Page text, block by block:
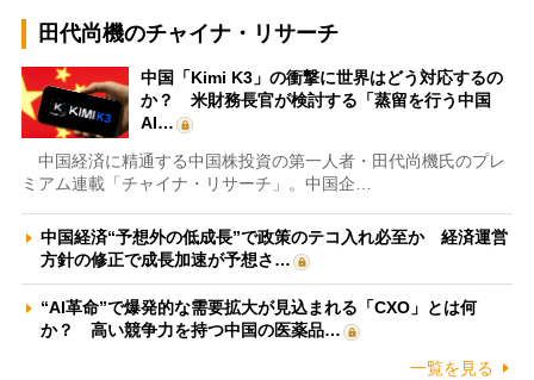
田代尚機のチャイナ・リサーチ
中国「Kimi K3」の衝撃に世界はどう対応するの
か？ 米財務長官が検討する「蒸留を行う中国
AI…
中国経済に精通する中国株投資の第一人者・田代尚機氏のプレ
ミアム連載「チャイナ・リサーチ」。中国企…
中国経済“予想外の低成長”で政策のテコ入れ必至か 経済運営
方針の修正で成長加速が予想さ…
“AI革命”で爆発的な需要拡大が見込まれる「CXO」とは何
か？ 高い競争力を持つ中国の医薬品…
一覧を見る